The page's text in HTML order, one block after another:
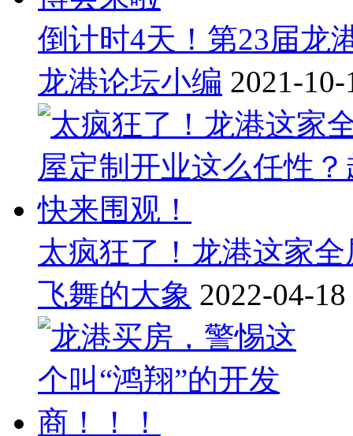
倒计时4天！第23届龙
龙港论坛小编 2021-10-
太疯狂了！龙港这家
飞舞的大象 2022-04-18